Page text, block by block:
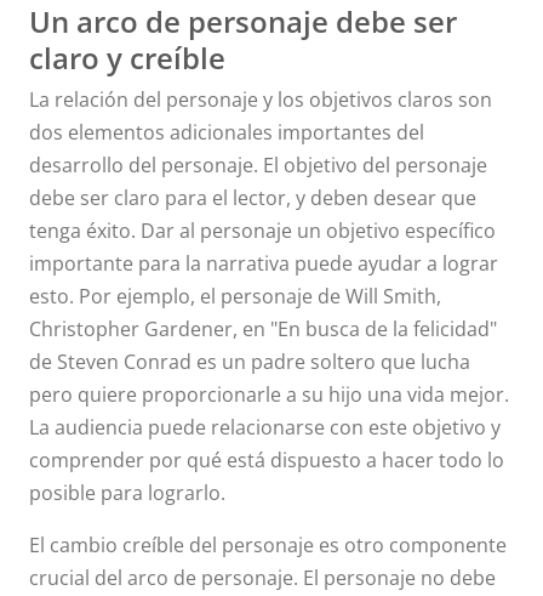
Un arco de personaje debe ser
claro y creíble
La relación del personaje y los objetivos claros son
dos elementos adicionales importantes del
desarrollo del personaje. El objetivo del personaje
debe ser claro para el lector, y deben desear que
tenga éxito. Dar al personaje un objetivo específico
importante para la narrativa puede ayudar a lograr
esto. Por ejemplo, el personaje de Will Smith,
Christopher Gardener, en "En busca de la felicidad"
de Steven Conrad es un padre soltero que lucha
pero quiere proporcionarle a su hijo una vida mejor.
La audiencia puede relacionarse con este objetivo y
comprender por qué está dispuesto a hacer todo lo
posible para lograrlo.
El cambio creíble del personaje es otro componente
crucial del arco de personaje. El personaje no debe